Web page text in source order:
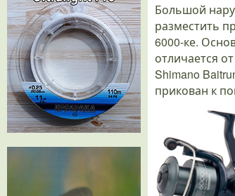
Большой
разместить
6000-ке.
отличается
Shimano
прикован к